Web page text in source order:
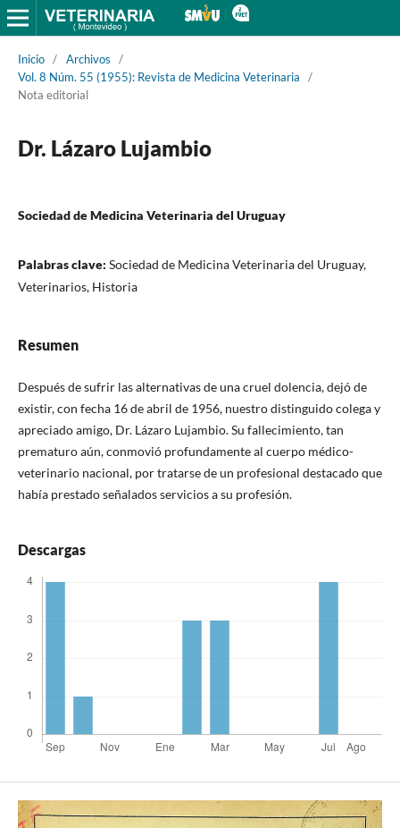
Inicio / Archivos
/
Vol. 8 Núm. 55 (1955): Revista de Medicina Veterinaria
/
Nota editorial
Dr. Lázaro Lujambio
Sociedad de Medicina Veterinaria del Uruguay
Palabras clave: Sociedad de Medicina Veterinaria del Uruguay,
Veterinarios, Historia
Resumen
Después de sufrir las alternativas de una cruel dolencia, dejó de
existir, con fecha 16 de abril de 1956, nuestro distinguido colega y
apreciado amigo, Dr. Lázaro Lujambio. Su fallecimiento, tan
prematuro aún, conmovió profundamente al cuerpo médico-
veterinario nacional, por tratarse de un profesional destacado que
había prestado señalados servicios a su profesión.
Descargas